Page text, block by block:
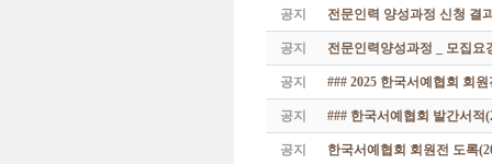
공지 전문인력 양성과정 신청 결
공지 전문인력양성과정 _ 모집요
공지 ### 2025 한국서예협회 회
공지 ### 한국서예협회 발간서적
공지 한국서예협회 회원전 도록